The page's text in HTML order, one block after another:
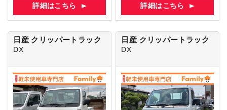
詳細はこちら 詳細はこちら
日産 クリッパートラック
DX
日産 クリッパートラック
DX